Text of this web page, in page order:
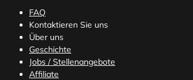
FAQ
Kontaktieren Sie uns
Über uns
Geschichte
Jobs / Stellenangebote
Affiliate